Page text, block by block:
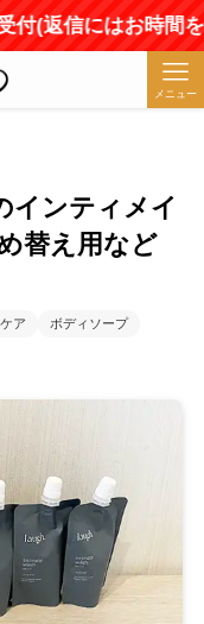
信にはお時間をいた
メニュー
インティメイ
替え用など
ア ボディソープ